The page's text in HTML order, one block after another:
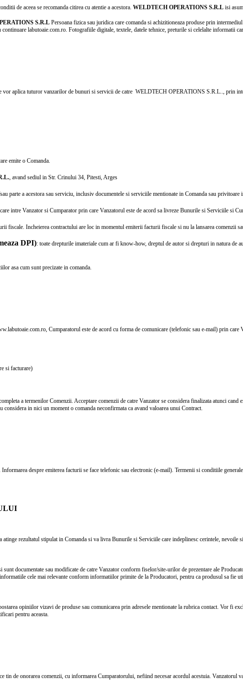
de aceea se recomanda citirea cu atentie a acestora. WELDTECH OPERATIONS S.R.L isi
S.R.L Persoana fizica sau juridica care comanda si achizitioneaza produse prin
labutoaie.com.ro. Fotografiile digitale, textele, datele tehnice, preturile si celelalte informatii
vor aplica tuturor vanzarilor de bunuri si servicii de catre WELDTECH OPERATIONS S.R.L.., prin
emite o Comanda.
, avand sediul in Str. Crinului 34, Pitesti, Arges
parte a acestora sau serviciu, inclusiv documentele si serviciile mentionate in Comanda sau
intre Vanzator si Cumparator prin care Vanzatorul este de acord sa livreze Bunurile si Serviciile si
fiscale. Incheierea contractului are loc in momentul emiterii facturii fiscale si nu la lansarea comenzii
DPI): toate drepturile imateriale cum ar fi know-how, dreptul de autor si drepturi in natura de
asa cum sunt precizate in comanda.
Cumparatorul este de acord cu forma de comunicare (telefonic sau e-mail) prin
si facturare)
a termenilor Comenzii. Acceptare comenzii de catre Vanzator se considera finalizata atunci
in nici un moment o comanda neconfirmata ca avand valoarea unui Contract.
despre emiterea facturii se face telefonic sau electronic (e-mail). Termenii si conditiile
rezultatul stipulat in Comanda si va livra Bunurile si Serviciile care indeplinesc cerintele, nevoile
documentate sau modificate de catre Vanzator conform fiselor/site-urilor de prezentare ale
cele mai relevante conform informatiilor primite de la Producatori, pentru ca produsul sa fie
opiniilor vizavi de produse sau comunicarea prin adresele mentionate la rubrica contact. Vor fi
pentru aceasta.
tin de onorarea comenzii, cu informarea Cumparatorului, nefiind necesar acordul acestuia.